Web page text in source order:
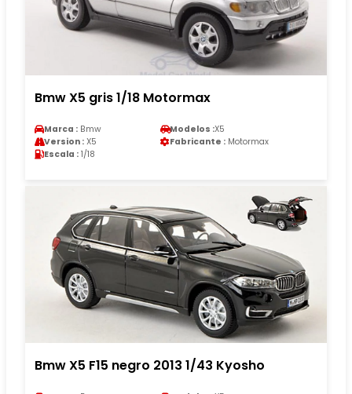
Bmw X5 gris 1/18 Motormax
Marca : Bmw Modelos :X5
Version : X5 Fabricante : Motormax
Escala : 1/18
Bmw X5 F15 negro 2013 1/43 Kyosho